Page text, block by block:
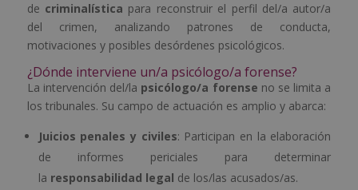
de criminalística para reconstruir el perfil del/a autor/a
del crimen, analizando patrones de conducta,
motivaciones y posibles desórdenes psicológicos.
¿Dónde interviene un/a psicólogo/a forense?
La intervención del/la psicólogo/a forense no se limita a
los tribunales. Su campo de actuación es amplio y abarca:
Juicios penales y civiles: Participan en la elaboración
de informes periciales para determinar
la responsabilidad legal de los/las acusados/as.